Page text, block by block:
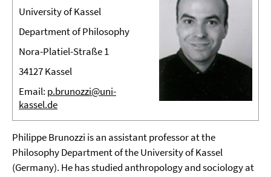
University of Kassel
Department of Philosophy
Nora-Platiel-Straße 1
34127 Kassel
Email: p.brunozzi@uni-
kassel.de
Philippe Brunozzi is an assistant professor at the
Philosophy Department of the University of Kassel
(Germany). He has studied anthropology and sociology at